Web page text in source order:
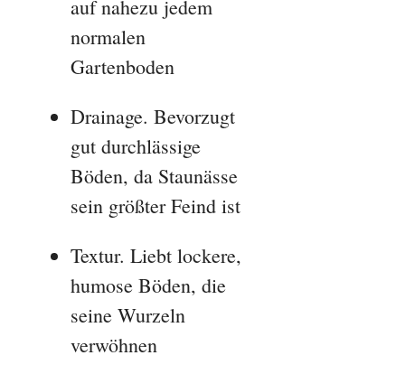
auf nahezu jedem
normalen
Gartenboden
Drainage. Bevorzugt
gut durchlässige
Böden, da Staunässe
sein größter Feind ist
Textur. Liebt lockere,
humose Böden, die
seine Wurzeln
verwöhnen